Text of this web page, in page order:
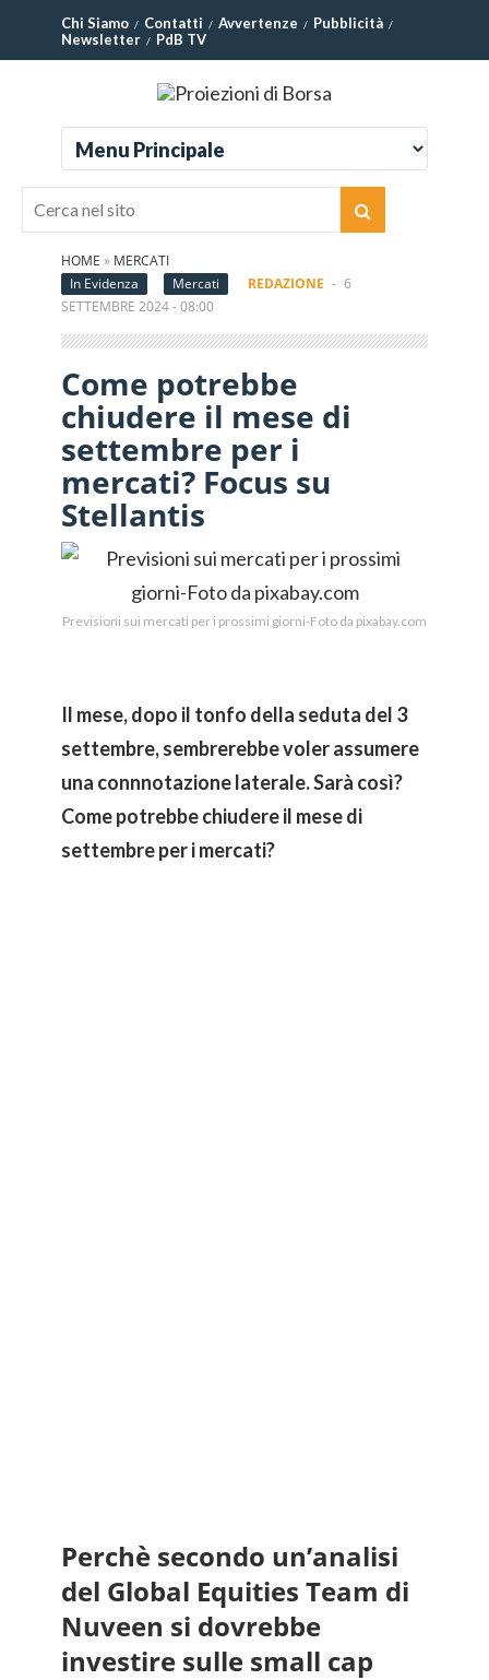
Chi Siamo Contatti Avvertenze
Pubblicità
Newsletter
PdB TV
HOME » MERCATI
In Evidenza
Mercati REDAZIONE - 6
SETTEMBRE 2024 - 08:00
Come potrebbe
chiudere il mese di
settembre per i
mercati? Focus su
Stellantis
Previsioni sui mercati per i prossimi giorni-Foto da pixabay.com
Il mese, dopo il tonfo della seduta del 3
settembre, sembrerebbe voler assumere
una connnotazione laterale. Sarà così?
Come potrebbe chiudere il mese di
settembre per i mercati?
Perchè secondo un’analisi
del Global Equities Team di
Nuveen si dovrebbe
investire sulle small cap